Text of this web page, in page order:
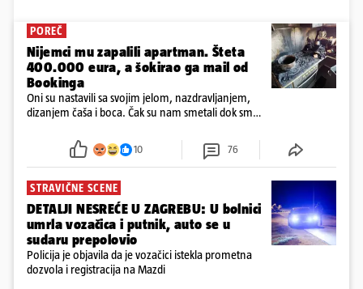
POREČ
Nijemci mu zapalili apartman. Šteta
400.000 eura, a šokirao ga mail od
Bookinga
Oni su nastavili sa svojim jelom, nazdravljanjem,
dizanjem čaša i boca. Čak su nam smetali dok smo
požar, rekao je vlasnik
10 76
STRAVIČNE SCENE
DETALJI NESREĆE U ZAGREBU: U bolnici
umrla vozačica i putnik, auto se u
sudaru prepolovio
Policija je objavila da je vozačici istekla prometna
dozvola i registracija na Mazdi